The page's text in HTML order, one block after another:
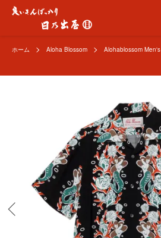
ホーム Aloha Blossom Alohablossom Men's